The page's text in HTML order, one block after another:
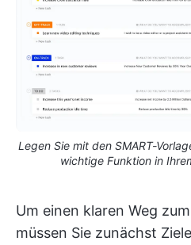
Legen Sie mit den SMART-
wichtige Funktion in
Um einen klaren Weg
müssen Sie zunächst